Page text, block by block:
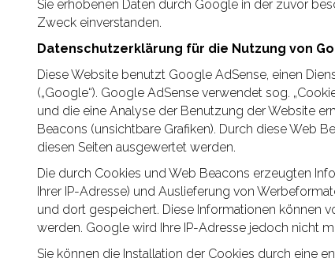
Sie erhobenen Daten durch Google in der zuvor
Zweck einverstanden.
Datenschutzerklärung für die Nutzung von
Diese Website benutzt Google AdSense, einen
(„Google“). Google AdSense verwendet sog.
und die eine Analyse der Benutzung der Website
Beacons (unsichtbare Grafiken). Durch diese Web
diesen Seiten ausgewertet werden.
Die durch Cookies und Web Beacons erzeugten
Ihrer IP-Adresse) und Auslieferung von
und dort gespeichert. Diese Informationen können
werden. Google wird Ihre IP-Adresse jedoch nicht
Sie können die Installation der Cookies durch eine